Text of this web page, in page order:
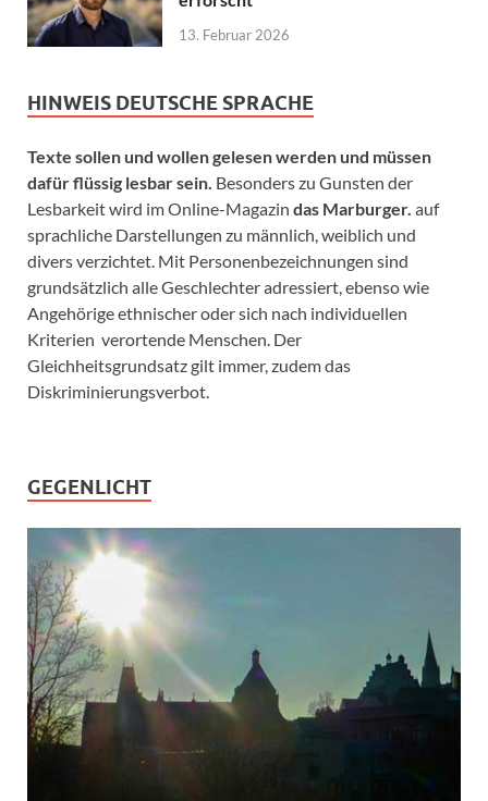
13. Februar 2026
HINWEIS DEUTSCHE SPRACHE
Texte sollen und wollen gelesen werden und müssen
dafür flüssig lesbar sein. Besonders zu Gunsten der
Lesbarkeit wird im Online-Magazin das Marburger. auf
sprachliche Darstellungen zu männlich, weiblich und
divers verzichtet. Mit Personenbezeichnungen sind
grundsätzlich alle Geschlechter adressiert, ebenso wie
Angehörige ethnischer oder sich nach individuellen
Kriterien verortende Menschen. Der
Gleichheitsgrundsatz gilt immer, zudem das
Diskriminierungsverbot.
GEGENLICHT